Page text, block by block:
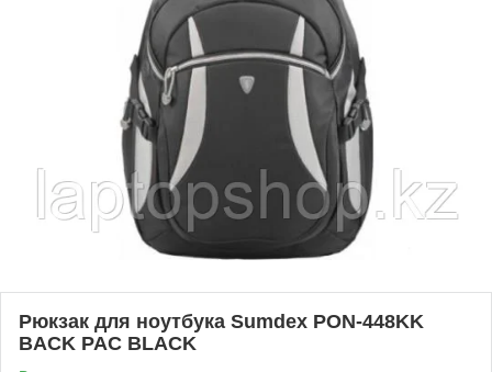
Рюкзак для ноутбука Sumdex PON-448KK
BACK PAC BLACK